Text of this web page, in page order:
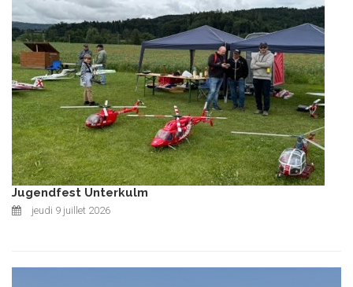
Jugendfest Unterkulm
jeudi 9 juillet 2026